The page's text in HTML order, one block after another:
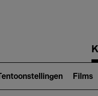
Tentoonstellingen Films